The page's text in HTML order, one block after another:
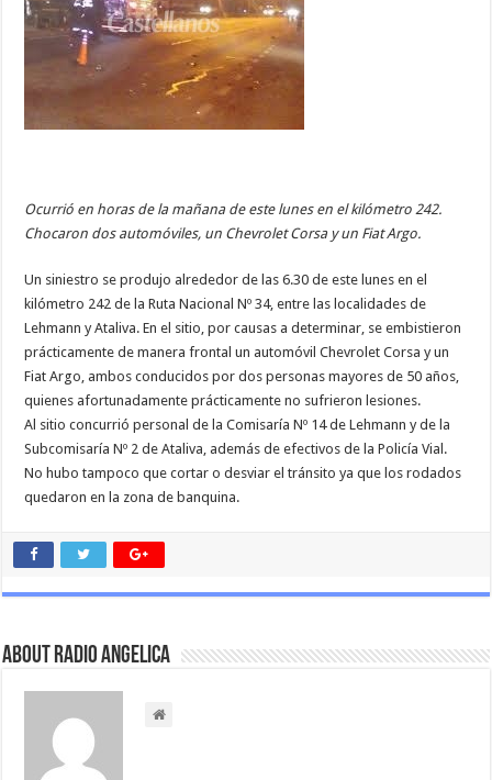
Ocurrió en horas de la mañana de este lunes en el kilómetro 242.
Chocaron dos automóviles, un Chevrolet Corsa y un Fiat Argo.
Un siniestro se produjo alrededor de las 6.30 de este lunes en el
kilómetro 242 de la Ruta Nacional Nº 34, entre las localidades de
Lehmann y Ataliva. En el sitio, por causas a determinar, se embistieron
prácticamente de manera frontal un automóvil Chevrolet Corsa y un
Fiat Argo, ambos conducidos por dos personas mayores de 50 años,
quienes afortunadamente prácticamente no sufrieron lesiones.
Al sitio concurrió personal de la Comisaría Nº 14 de Lehmann y de la
Subcomisaría Nº 2 de Ataliva, además de efectivos de la Policía Vial.
No hubo tampoco que cortar o desviar el tránsito ya que los rodados
quedaron en la zona de banquina.
About Radio Angelica